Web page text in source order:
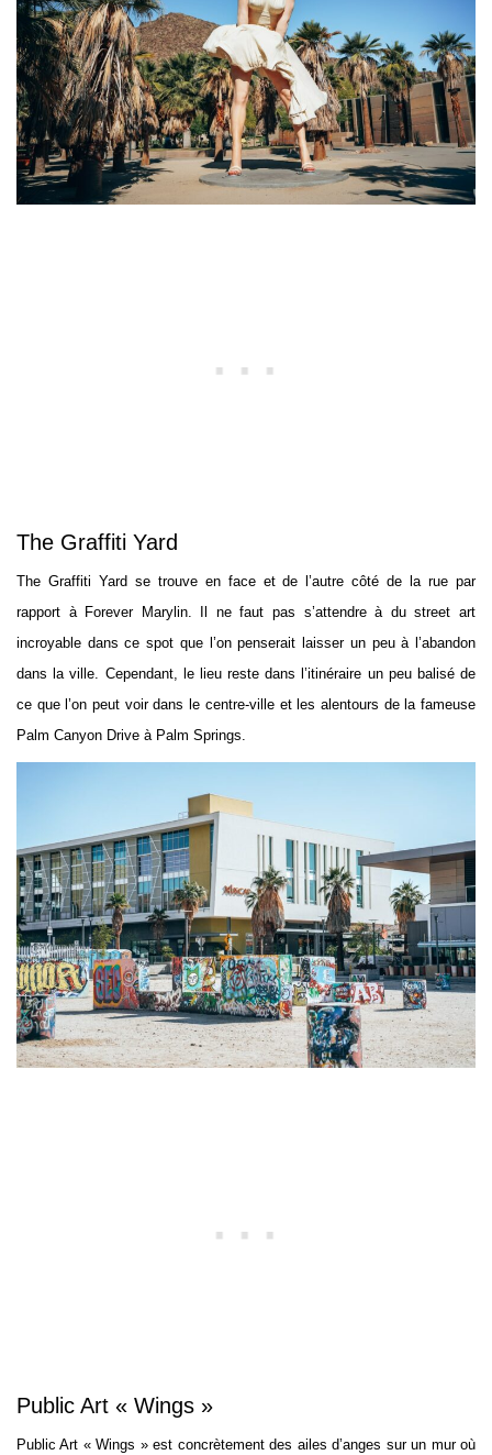
The Graffiti Yard
The Graffiti Yard se trouve en face et de l’autre côté de la rue par
rapport à Forever Marylin. Il ne faut pas s’attendre à du street art
incroyable dans ce spot que l’on penserait laisser un peu à l’abandon
dans la ville. Cependant, le lieu reste dans l’itinéraire un peu balisé de
ce que l’on peut voir dans le centre-ville et les alentours de la fameuse
Palm Canyon Drive à Palm Springs.
Public Art « Wings »
Public Art « Wings » est concrètement des ailes d’anges sur un mur où